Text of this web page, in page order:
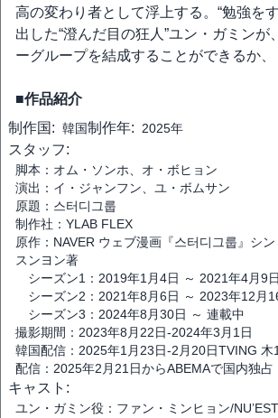
高の変わり者として浮上する。“勉強を
出した“澄んだ目の狂人”ユン・ガミンが
ーグループを結成することができるか、
■作品紹介
制作国: 韓国制作年: 2025年
スタッフ:
脚本：オム・ソンホ、オ・ボヒョン
演出：イ・ジャンフン、ユ・ボムサン
原題：스터디그룹
制作社：YLAB FLEX
原作：NAVER ウェブ漫画『스터디그룹』シ
スンヨン著
シーズン1：2019年1月4日 ～ 2021年4月9日
シーズン2：2021年8月6日 ～ 2023年12月
シーズン3：2024年8月30日 ～ 連載中
撮影期間：2023年8月22日-2024年3月1日
韓国配信：2025年1月23日-2月20日TVING 木
配信：2025年2月21日からABEMAで国内独占
キャスト:
ユン・ガミン役：ファン・ミンヒョン/NU’EST